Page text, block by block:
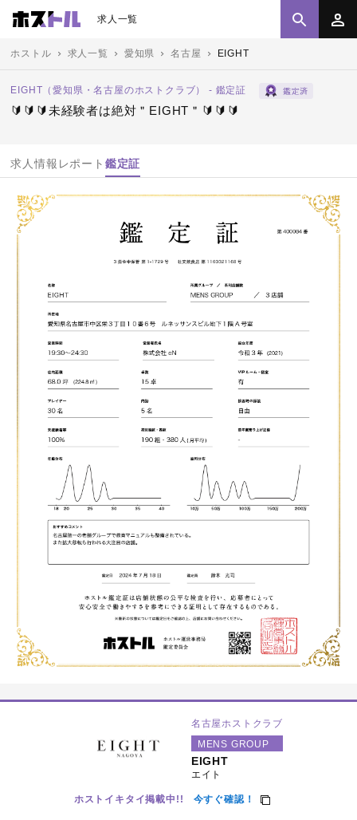
求人一覧
ホストル 求人一覧 愛知県 名古屋 EIGHT
EIGHT（愛知県・名古屋のホストクラブ） - 鑑定証
🔰🔰🔰未経験者は絶対＂EIGHT＂🔰🔰🔰
求人情報 レポート 鑑定証
名古屋ホストクラブ
MENS GROUP
EIGHT
エイト
ホストイキタイ掲載中!! 今すぐ確認！